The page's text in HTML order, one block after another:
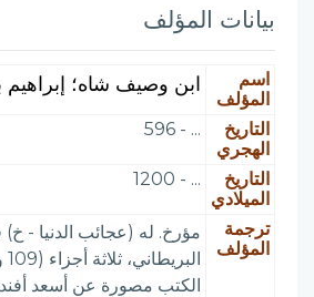
بيانات المؤلف
اسم
المؤلف
ابن وصيف شاه؛
التاريخ
الهجري
... - 596
التاريخ
الميلادي
... - 1200
ترجمة
المؤلف
مؤرخ. له (عجائب الدنيا -